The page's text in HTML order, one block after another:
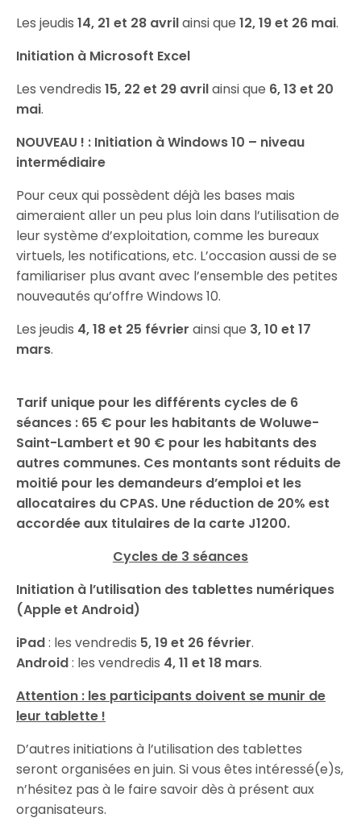
Les jeudis14, 21 et 28 avrilainsi que12, 19 et 26 mai.
Initiation à Microsoft Excel
Les vendredis15, 22 et 29 avrilainsi que 6, 13 et 20
mai.
NOUVEAU ! : Initiation à Windows 10 – niveau
intermédiaire
Pour ceux qui possèdent déjà les bases mais
aimeraient aller un peu plus loin dans l’utilisation de
leur système d’exploitation, comme les bureaux
virtuels, les notifications, etc. L’occasion aussi de se
familiariser plus avant avec l’ensemble des petites
nouveautés qu’offre Windows 10.
Les jeudis 4, 18 et 25 février ainsi que 3, 10 et 17
mars.
Tarif unique pour les différents cycles de 6
séances : 65 € pour les habitants de Woluwe-
Saint-Lambert et 90 € pour les habitants des
autres communes. Ces montants sont réduits de
moitié pour les demandeurs d’emploi et les
allocataires du CPAS. Une réduction de 20% est
accordée aux titulaires de la carte J1200.
Cycles de 3 séances
Initiation à l’utilisation des tablettes numériques
(Apple et Android)
iPad: les vendredis 5, 19 et 26 février.
Android: les vendredis 4, 11 et 18 mars.
Attention : les participants doivent se munir de
leur tablette !
D’autres initiations à l’utilisation des tablettes
seront organisées en juin. Si vous êtes intéressé(e)s,
n’hésitez pas à le faire savoir dès à présent aux
organisateurs.